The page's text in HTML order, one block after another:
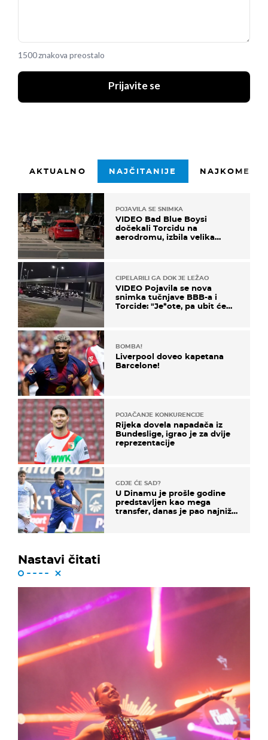
1500 znakova preostalo
Prijavite se
AKTUALNO NAJČITANIJE
POJAVILA SE SNIMKA
VIDEO Bad Blue Boysi
dočekali Torcidu na
aerodromu, izbila velika
CIPELARILI GA DOK JE LEŽAO
VIDEO Pojavila se nova
snimka tučnjave BBB-a i
Torcide: "Je*ote, pa ubit će
BOMBA!
Liverpool doveo kapetana
Barcelone!
POJAČANJE KONKURENCIJE
Rijeka dovela napadača iz
Bundeslige, igrao je za dvije
reprezentacije
GDJE ĆE SAD?
U Dinamu je prošle godine
predstavljen kao mega
transfer, danas je pao najniže
Nastavi čitati